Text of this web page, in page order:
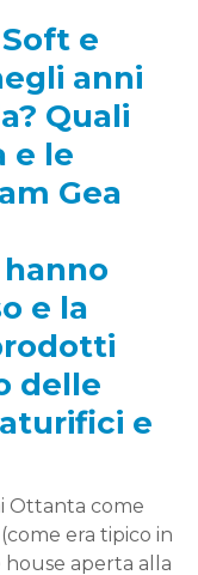
e
anni
Quali
e le
Gea
e la
delle
e
Ottanta come
era tipico in
aperta alla